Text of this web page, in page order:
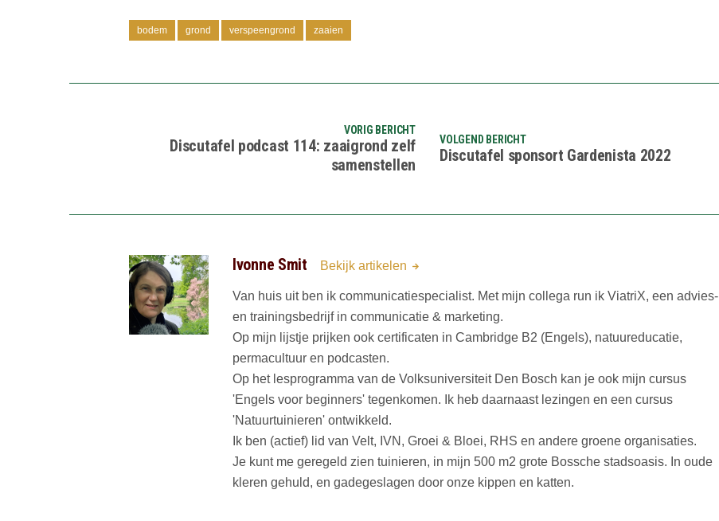
bodem grond verspeengrond zaaien
VORIG BERICHT
Discutafel podcast 114: zaaigrond zelf
samenstellen
VOLGEND BERICHT
Discutafel sponsort Gardenista 2022
Ivonne Smit Bekijk artikelen
Van huis uit ben ik communicatiespecialist. Met mijn collega run ik ViatriX, een advies-
en trainingsbedrijf in communicatie & marketing.
Op mijn lijstje prijken ook certificaten in Cambridge B2 (Engels), natuureducatie,
permacultuur en podcasten.
Op het lesprogramma van de Volksuniversiteit Den Bosch kan je ook mijn cursus
'Engels voor beginners' tegenkomen. Ik heb daarnaast lezingen en een cursus
'Natuurtuinieren' ontwikkeld.
Ik ben (actief) lid van Velt, IVN, Groei & Bloei, RHS en andere groene organisaties.
Je kunt me geregeld zien tuinieren, in mijn 500 m2 grote Bossche stadsoasis. In oude
kleren gehuld, en gadegeslagen door onze kippen en katten.